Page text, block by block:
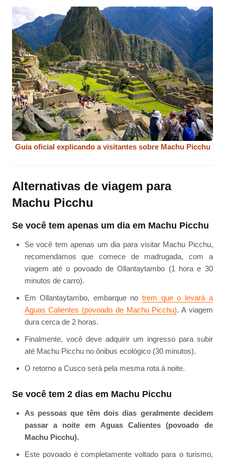
Guia oficial explicando a visitantes sobre Machu Picchu
Alternativas de viagem para
Machu Picchu
Se você tem apenas um dia em Machu Picchu
Se você tem apenas um dia para visitar Machu Picchu,
recomendamos que comece de madrugada, com a
viagem até o povoado de Ollantaytambo (1 hora e 30
minutos de carro).
Em Ollantaytambo, embarque notrem que o levará a
Aguas Calientes (povoado de Machu Picchu). A viagem
dura cerca de 2 horas.
Finalmente, você deve adquirir um ingresso para subir
até Machu Picchu no ônibus ecológico (30 minutos).
O retorno a Cusco será pela mesma rota à noite.
Se você tem 2 dias em Machu Picchu
As pessoas que têm dois dias geralmente decidem
passar a noite em Aguas Calientes (povoado de
Machu Picchu).
Este povoado é completamente voltado para o turismo,